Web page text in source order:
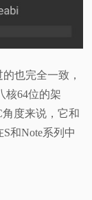
的也完全一致，
核64位的架
角度来说，它和
和Note系列中